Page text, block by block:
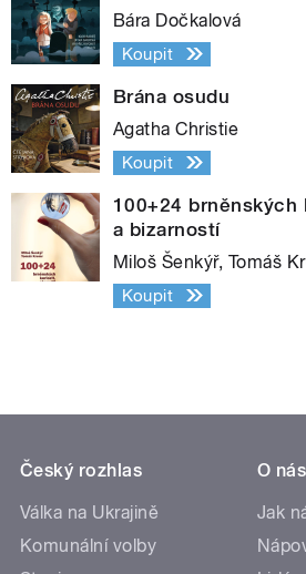
Bára Dočkalová
Koupit
Brána osudu
Agatha Christie
Koupit
100+24
a bizarností
Miloš Šenkýř, Tomáš
Koupit
Český rozhlas
Válka na Ukrajině
Komunální volby
O nás
Jak